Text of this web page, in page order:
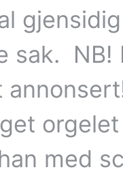
sak.
med